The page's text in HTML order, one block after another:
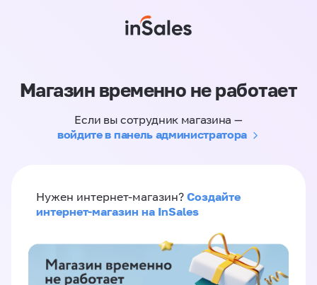
Магазин временно не работает
Если вы сотрудник магазина —
войдите в панель администратора
Нужен интернет-магазин? Создайте
интернет-магазин на InSales